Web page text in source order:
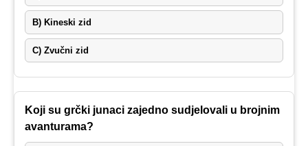
B) Kineski zid
C) Zvučni zid
Koji su grčki junaci zajedno sudjelovali u brojnim
avanturama?